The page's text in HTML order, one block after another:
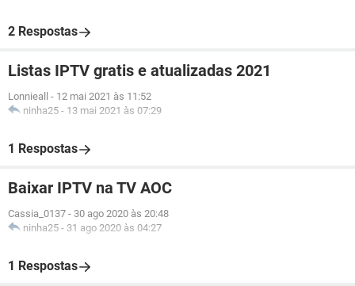
2 Respostas
Listas IPTV gratis e atualizadas 2021
Lonnieall - 12 mai 2021 às 11:52
ninha25 - 13 mai 2021 às 07:29
1 Respostas
Baixar IPTV na TV AOC
Cassia_0137 - 30 ago 2020 às 20:48
ninha25 - 31 ago 2020 às 04:27
1 Respostas